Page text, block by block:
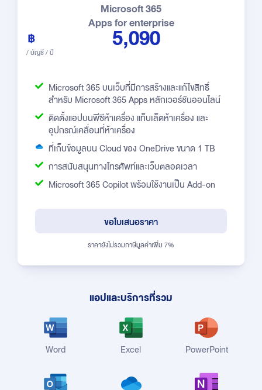
Microsoft 365
Apps for enterprise
5,090
/ บัญชี / ปี
Microsoft 365 บนเว็บที่มีการสร้างและแก้ไขสิทธิ์
สำหรับ Microsoft 365 Apps หลักเวอร์ชันออนไลน์
ติดตั้งแอปบนพีซีห้าเครื่อง แท็บเล็ตห้าเครื่อง และ
อุปกรณ์เคลื่อนที่ห้าเครื่อง
ที่เก็บข้อมูลบน Cloud ของ OneDrive ขนาด 1 TB
การสนับสนุนทางโทรศัพท์และเว็บตลอดเวลา
Microsoft 365 Copilot พร้อมใช้งานเป็น Add-on
ขอใบเสนอราคา
ราคายังไม่รวมภาษีมูลค่าเพิ่ม 7%
แอปและบริการที่รวม
Word Excel PowerPoint